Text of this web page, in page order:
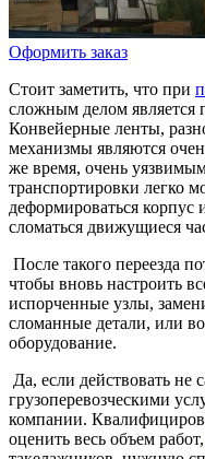
Оформить заказ
Стоит заметить, что при
сложным делом является
Конвейерные ленты,
механизмы являются
же время, очень
транспортировки легко
деформироваться
сломаться движущиеся
После такого переезда
чтобы вновь настроить
испорченные узлы,
сломанные детали, или
оборудование.
Да, если действовать не
грузоперевозческими
компании.
оценить весь объем работ,